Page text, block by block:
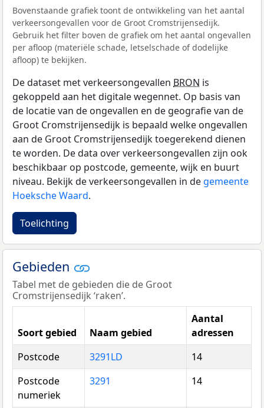
Bovenstaande grafiek toont de ontwikkeling van het aantal
verkeersongevallen voor de Groot Cromstrijensedijk.
Gebruik het filter boven de grafiek om het aantal ongevallen
per afloop (materiële schade, letselschade of dodelijke
afloop) te bekijken.
De dataset met verkeersongevallen BRON is
gekoppeld aan het digitale wegennet. Op basis van
de locatie van de ongevallen en de geografie van de
Groot Cromstrijensedijk is bepaald welke ongevallen
aan de Groot Cromstrijensedijk toegerekend dienen
te worden. De data over verkeersongevallen zijn ook
beschikbaar op postcode, gemeente, wijk en buurt
niveau. Bekijk de verkeersongevallen in de gemeente
Hoeksche Waard.
Toelichting
Gebieden
Tabel met de gebieden die de Groot
Cromstrijensedijk ‘raken’.
Soort gebied Naam gebied
Aantal
adressen
Postcode
3291LD
14
Postcode
numeriek
3291 14